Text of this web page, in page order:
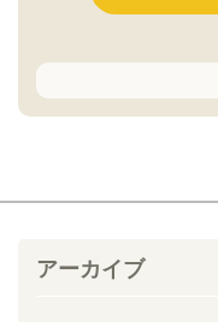
アーカイブ